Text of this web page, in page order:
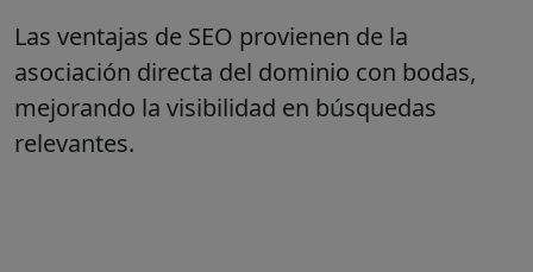
Las ventajas de SEO provienen de la
asociación directa del dominio con bodas,
mejorando la visibilidad en búsquedas
relevantes.